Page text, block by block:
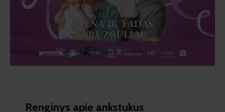
Renginys apie ankstukus